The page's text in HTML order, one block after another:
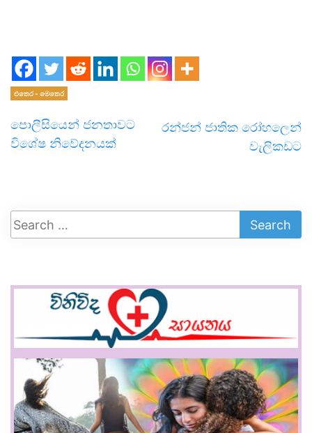
එතෙර - මෙතෙර
පොලීසියෙන් ජනතාවට
විශේෂ නිවේදනයක්
රන්ජන් ජාතික රෝහලෙන්
වැලිකඩට